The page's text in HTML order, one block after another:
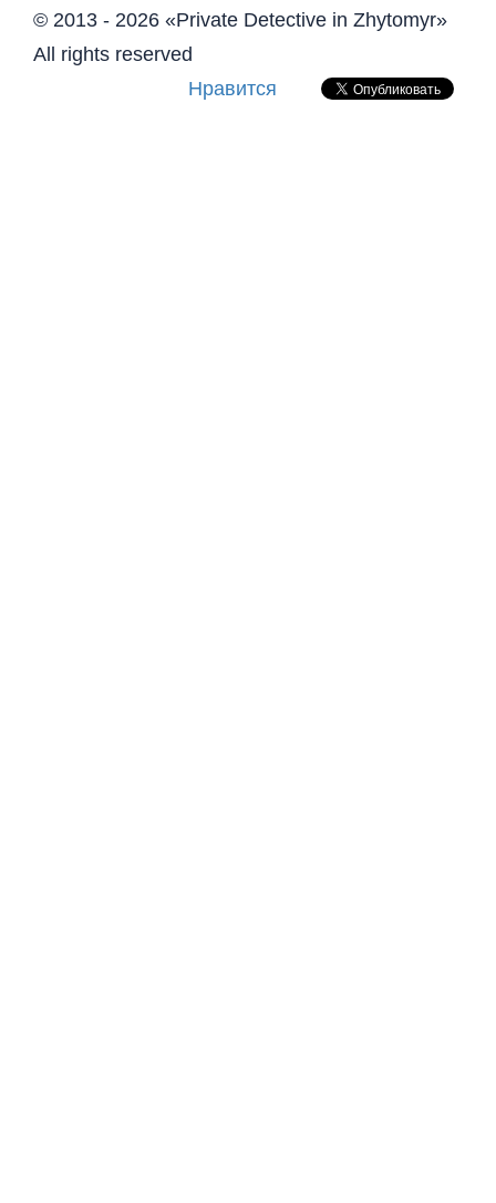
© 2013 - 2026 «Private Detective in Zhytomyr»
All rights reserved
Нравится